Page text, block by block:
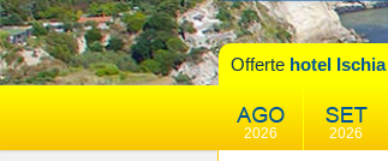
Offerte hotel Ischia
2026 2026